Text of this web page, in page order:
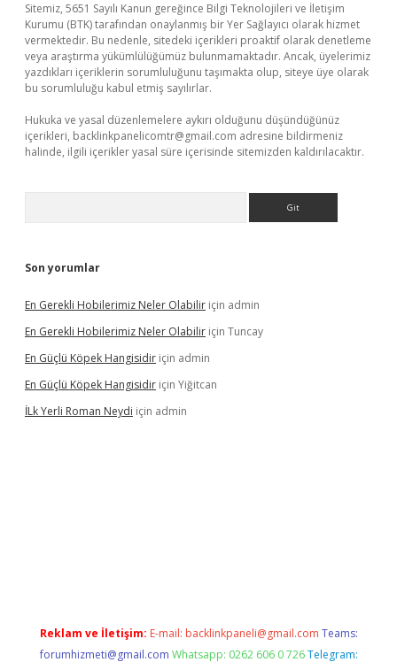
Sitemiz, 5651 Sayılı Kanun gereğince Bilgi Teknolojileri ve İletişim
Kurumu (BTK) tarafından onaylanmış bir Yer Sağlayıcı olarak hizmet
vermektedir. Bu nedenle, sitedeki içerikleri proaktif olarak denetleme
veya araştırma yükümlülüğümüz bulunmamaktadır. Ancak, üyelerimiz
yazdıkları içeriklerin sorumluluğunu taşımakta olup, siteye üye olarak
bu sorumluluğu kabul etmiş sayılırlar.
Hukuka ve yasal düzenlemelere aykırı olduğunu düşündüğünüz
içerikleri, backlinkpanelicomtr@gmail.com adresine bildirmeniz
halinde, ilgili içerikler yasal süre içerisinde sitemizden kaldırılacaktır.
Son yorumlar
En Gerekli Hobilerimiz Neler Olabilir için admin
En Gerekli Hobilerimiz Neler Olabilir için Tuncay
En Güçlü Köpek Hangisidir için admin
En Güçlü Köpek Hangisidir için Yiğitcan
İLk Yerli Roman Neydi için admin
Reklam ve İletişim: E-mail: backlinkpaneli@gmail.com Teams:
forumhizmeti@gmail.com Whatsapp: 0262 606 0 726 Telegram: